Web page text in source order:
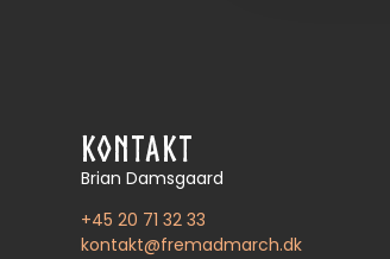
KONTAKT
Brian Damsgaard
+45 20 71 32 33
kontakt@fremadmarch.dk